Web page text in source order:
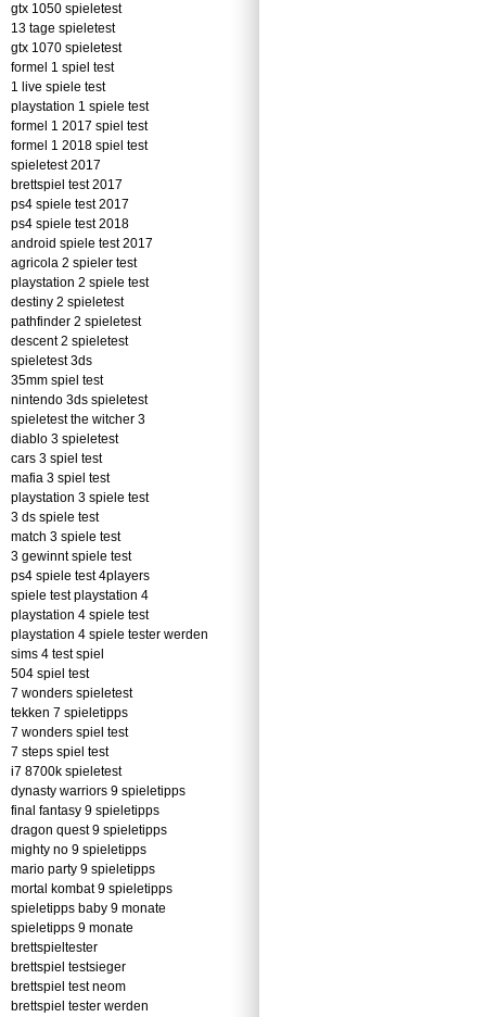
gtx 1050 spieletest
13 tage spieletest
gtx 1070 spieletest
formel 1 spiel test
1 live spiele test
playstation 1 spiele test
formel 1 2017 spiel test
formel 1 2018 spiel test
spieletest 2017
brettspiel test 2017
ps4 spiele test 2017
ps4 spiele test 2018
android spiele test 2017
agricola 2 spieler test
playstation 2 spiele test
destiny 2 spieletest
pathfinder 2 spieletest
descent 2 spieletest
spieletest 3ds
35mm spiel test
nintendo 3ds spieletest
spieletest the witcher 3
diablo 3 spieletest
cars 3 spiel test
mafia 3 spiel test
playstation 3 spiele test
3 ds spiele test
match 3 spiele test
3 gewinnt spiele test
ps4 spiele test 4players
spiele test playstation 4
playstation 4 spiele test
playstation 4 spiele tester werden
sims 4 test spiel
504 spiel test
7 wonders spieletest
tekken 7 spieletipps
7 wonders spiel test
7 steps spiel test
i7 8700k spieletest
dynasty warriors 9 spieletipps
final fantasy 9 spieletipps
dragon quest 9 spieletipps
mighty no 9 spieletipps
mario party 9 spieletipps
mortal kombat 9 spieletipps
spieletipps baby 9 monate
spieletipps 9 monate
brettspieltester
brettspiel testsieger
brettspiel test neom
brettspiel tester werden